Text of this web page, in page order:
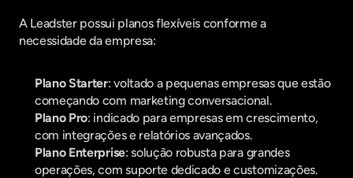
A Leadster possui planos flexíveis conforme a
necessidade da empresa:
Plano Starter: voltado a pequenas empresas que estão
começando com marketing conversacional.
Plano Pro: indicado para empresas em crescimento,
com integrações e relatórios avançados.
Plano Enterprise: solução robusta para grandes
operações, com suporte dedicado e customizações.